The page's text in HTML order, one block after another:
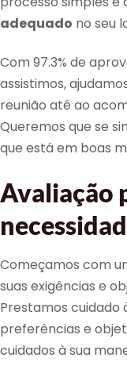
adequado no seu
Com 97.3% de
assistimos,
reunião até ao
Queremos que se
que está em boas
Avaliação
Começamos com
suas exigências e
Prestamos cuidado
preferências e
cuidados à sua